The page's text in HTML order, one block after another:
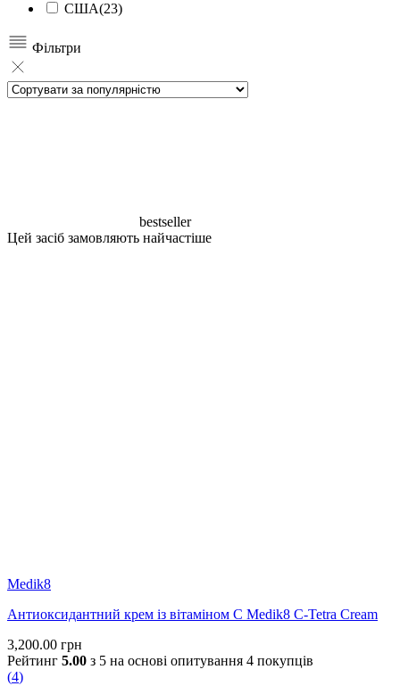
США(23)
Фільтри
bestseller
Цей засіб замовляють найчастіше
Medik8
Антиоксидантний крем із вітаміном С Medik8 C-Tetra Cream
3,200.00 грн
Рейтинг 5.00 з 5 на основі опитування 4 покупців
(4)